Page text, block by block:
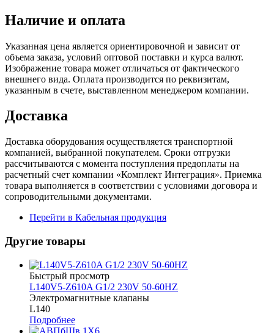
Наличие и оплата
Указанная цена является ориентировочной и зависит от
объема заказа, условий оптовой поставки и курса валют.
Изображение товара может отличаться от фактического
внешнего вида. Оплата производится по реквизитам,
указанным в счете, выставленном менеджером компании.
Доставка
Доставка оборудования осуществляется транспортной
компанией, выбранной покупателем. Сроки отгрузки
рассчитываются с момента поступления предоплаты на
расчетный счет компании «Комплект Интеграция». Приемка
товара выполняется в соответствии с условиями договора и
сопроводительными документами.
Перейти в Кабельная продукция
Другие товары
Быстрый просмотр
L140V5-Z610A G1/2 230V 50-60HZ
Электромагнитные клапаны
L140
Подробнее